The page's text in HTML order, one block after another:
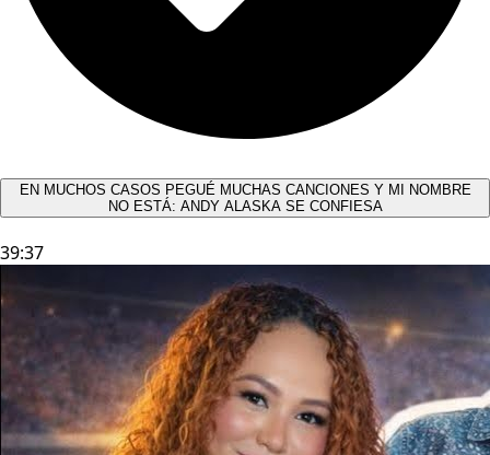
EN MUCHOS CASOS PEGUÉ MUCHAS CANCIONES Y MI NOMBRE
NO ESTÁ: ANDY ALASKA SE CONFIESA​
39:37